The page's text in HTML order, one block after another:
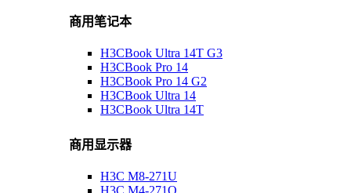
商用笔记本
H3CBook Ultra 14T G3
H3CBook Pro 14
H3CBook Pro 14 G2
H3CBook Ultra 14
H3CBook Ultra 14T
商用显示器
H3C M8-271U
H3C M4-271Q